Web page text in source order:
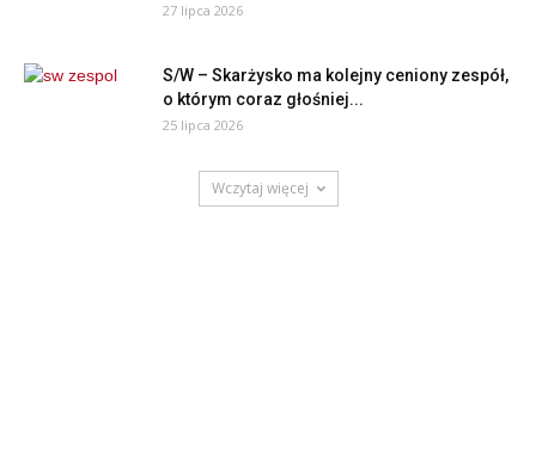
27 lipca 2026
S/W – Skarżysko ma kolejny ceniony zespół,
o którym coraz głośniej...
25 lipca 2026
Wczytaj więcej